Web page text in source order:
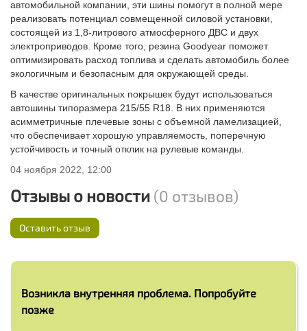
автомобильной компании, эти шины помогут в полной мере
реализовать потенциал совмещенной силовой установки,
состоящей из 1,8-литрового атмосферного ДВС и двух
электроприводов. Кроме того, резина Goodyear поможет
оптимизировать расход топлива и сделать автомобиль более
экологичным и безопасным для окружающей среды.
В качестве оригинальных покрышек будут использоваться
автошины типоразмера 215/55 R18. В них применяются
асимметричные плечевые зоны с объемной ламелизацией,
что обеспечивает хорошую управляемость, поперечную
устойчивость и точный отклик на рулевые команды.
04 ноября 2022, 12:00
Отзывы о новости (0 отзывов)
Оставить отзыв
Возникла внутренняя проблема. Попробуйте
позже